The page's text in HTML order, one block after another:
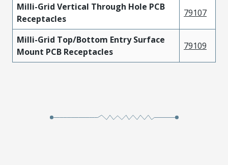
Milli-Grid Vertical Through Hole PCB
Receptacles
79107
Milli-Grid Top/Bottom Entry Surface
Mount PCB Receptacles
79109